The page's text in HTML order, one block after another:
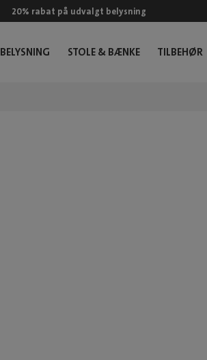
20% rabat på udvalgt belysning
BELYSNING STOLE & BÆNKE TILBEHØR